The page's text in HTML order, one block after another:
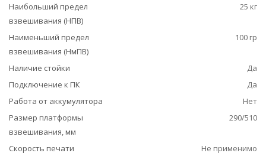
Наибольший предел
взвешивания (НПВ)
25 кг
Наименьший предел
взвешивания (НмПВ)
100 гр
Наличие стойки
Да
Подключение к ПК
Да
Работа от аккумулятора
Нет
Размер платформы
взвешивания, мм
290/510
Скорость печати Не применимо